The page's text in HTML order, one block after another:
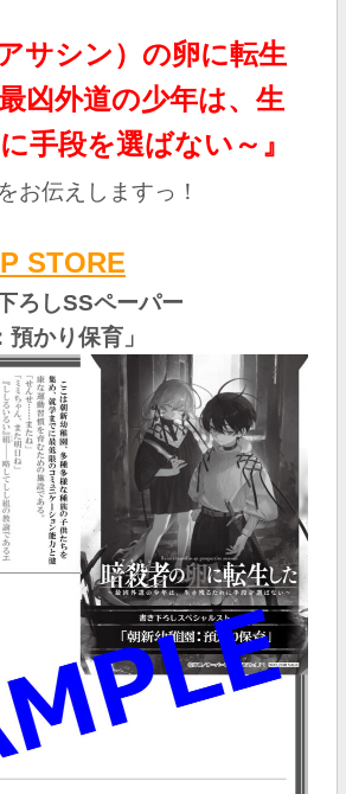
サシン）の卵に転生
外道の少年は、生
手段を選ばない～』
をお伝えしますっ！
STORE
ろしSSペーパー
預かり保育」